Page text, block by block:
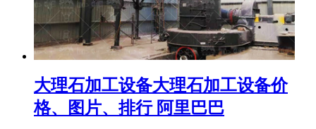
大理石加工设备大理石加工设备价
格、图片、排行 阿里巴巴